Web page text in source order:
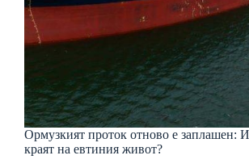
Ормузкият проток отново е заплашен:
краят на евтиния живот?